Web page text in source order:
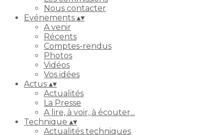
Nous contacter
Evénements ▴▾
A venir
Récents
Comptes-rendus
Photos
Vidéos
Vos idées
Actus ▴▾
Actualités
La Presse
A lire, à voir, à écouter...
Technique ▴▾
Actualités techniques